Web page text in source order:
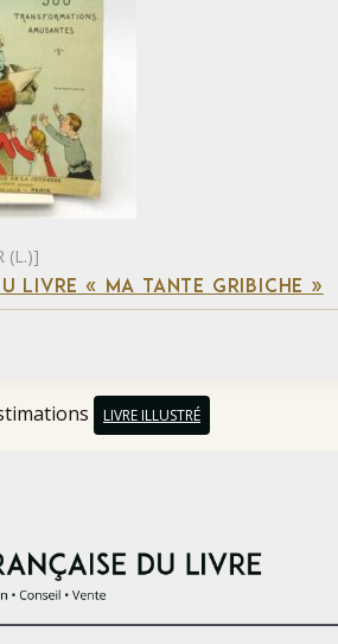
(L.)]
LIVRE « MA TANTE GRIBICHE »
LIVRE ILLUSTRÉ